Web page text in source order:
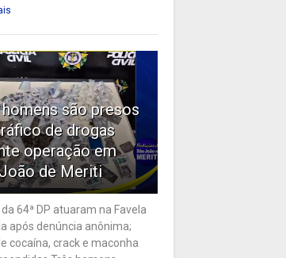
são presos
de drogas
operação em
de Meriti
64ª DP atuaram na Favela
após denúncia anônima;
cocaína, crack e maconha